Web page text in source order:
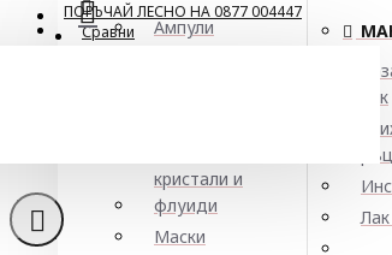
Сравни
Ампули
кристали и
флуиди
Маски
лак
ПОРЪЧАЙ ЛЕСНО НА 0877 004447